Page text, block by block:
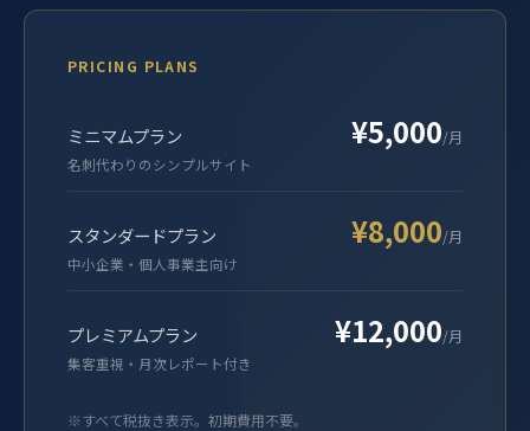
PRICING PLANS
ミニマムプラン
名刺代わりのシンプルサイト
¥5,000/月
スタンダードプラン
中小企業・個人事業主向け
¥8,000/月
プレミアムプラン
集客重視・月次レポート付き
¥12,000/月
※すべて税抜き表示。初期費用不要。